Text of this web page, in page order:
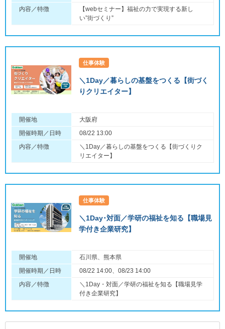
内容／特徴
【webセミナー】福祉の力で実現する新し
い”街づくり”
仕事体験
＼1Day／暮らしの基盤をつくる【街づく
りクリエイター】
開催地
大阪府
開催時期／日時
08/22 13:00
内容／特徴
＼1Day／暮らしの基盤をつくる【街づくりク
リエイター】
仕事体験
＼1Day･対面／学研の福祉を知る【職場見
学付き企業研究】
開催地
石川県、熊本県
開催時期／日時
08/22 14:00、08/23 14:00
内容／特徴
＼1Day・対面／学研の福祉を知る【職場見学
付き企業研究】